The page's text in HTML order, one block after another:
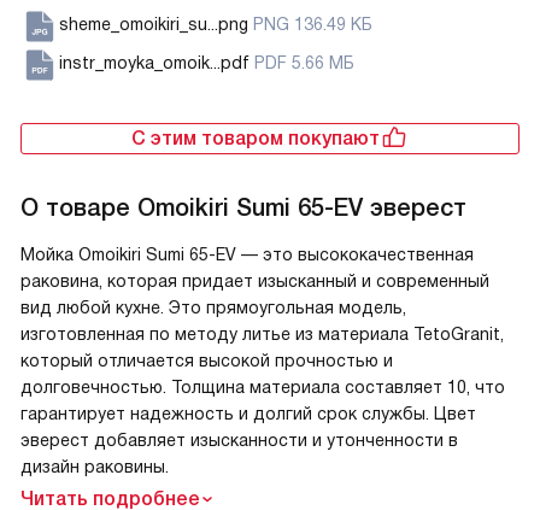
sheme_omoikiri_su...png PNG 136.49 КБ
instr_moyka_omoik...pdf PDF 5.66 МБ
С этим товаром покупают
О товаре Omoikiri Sumi 65-EV эверест
Мойка Omoikiri Sumi 65-EV — это высококачественная
раковина, которая придает изысканный и современный
вид любой кухне. Это прямоугольная модель,
изготовленная по методу литье из материала TetoGranit,
который отличается высокой прочностью и
долговечностью. Толщина материала составляет 10, что
гарантирует надежность и долгий срок службы. Цвет
эверест добавляет изысканности и утонченности в
дизайн раковины.
Читать подробнее